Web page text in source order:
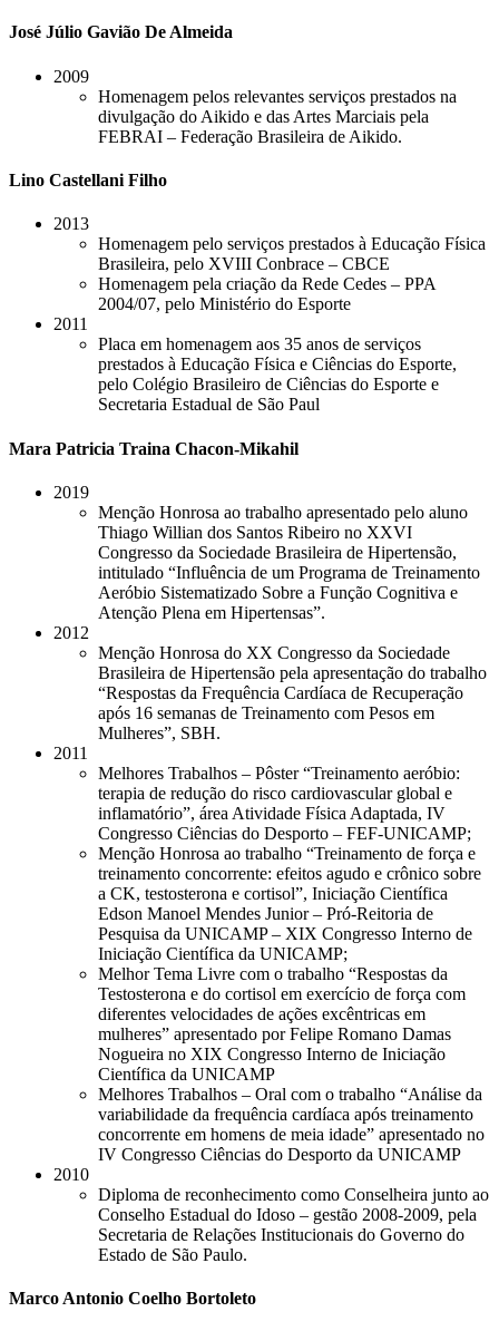
José Júlio Gavião De Almeida
2009
Homenagem pelos relevantes serviços prestados na
divulgação do Aikido e das Artes Marciais pela
FEBRAI – Federação Brasileira de Aikido.
Lino Castellani Filho
2013
Homenagem pelo serviços prestados à Educação Física
Brasileira, pelo XVIII Conbrace – CBCE
Homenagem pela criação da Rede Cedes – PPA
2004/07, pelo Ministério do Esporte
2011
Placa em homenagem aos 35 anos de serviços
prestados à Educação Física e Ciências do Esporte,
pelo Colégio Brasileiro de Ciências do Esporte e
Secretaria Estadual de São Paul
Mara Patricia Traina Chacon-Mikahil
2019
Menção Honrosa ao trabalho apresentado pelo aluno
Thiago Willian dos Santos Ribeiro no XXVI
Congresso da Sociedade Brasileira de Hipertensão,
intitulado “Influência de um Programa de Treinamento
Aeróbio Sistematizado Sobre a Função Cognitiva e
Atenção Plena em Hipertensas”.
2012
Menção Honrosa do XX Congresso da Sociedade
Brasileira de Hipertensão pela apresentação do trabalho
“Respostas da Frequência Cardíaca de Recuperação
após 16 semanas de Treinamento com Pesos em
Mulheres”, SBH.
2011
Melhores Trabalhos – Pôster “Treinamento aeróbio:
terapia de redução do risco cardiovascular global e
inflamatório”, área Atividade Física Adaptada, IV
Congresso Ciências do Desporto – FEF-UNICAMP;
Menção Honrosa ao trabalho “Treinamento de força e
treinamento concorrente: efeitos agudo e crônico sobre
a CK, testosterona e cortisol”, Iniciação Científica
Edson Manoel Mendes Junior – Pró-Reitoria de
Pesquisa da UNICAMP – XIX Congresso Interno de
Iniciação Científica da UNICAMP;
Melhor Tema Livre com o trabalho “Respostas da
Testosterona e do cortisol em exercício de força com
diferentes velocidades de ações excêntricas em
mulheres” apresentado por Felipe Romano Damas
Nogueira no XIX Congresso Interno de Iniciação
Científica da UNICAMP
Melhores Trabalhos – Oral com o trabalho “Análise da
variabilidade da frequência cardíaca após treinamento
concorrente em homens de meia idade” apresentado no
IV Congresso Ciências do Desporto da UNICAMP
2010
Diploma de reconhecimento como Conselheira junto ao
Conselho Estadual do Idoso – gestão 2008-2009, pela
Secretaria de Relações Institucionais do Governo do
Estado de São Paulo.
Marco Antonio Coelho Bortoleto